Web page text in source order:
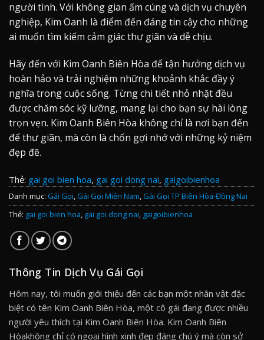
người tình. Với không gian ấm cúng và dịch vụ chuyên
nghiệp, Kim Oanh là điểm đến đáng tin cậy cho những
ai muốn tìm kiếm cảm giác thư giãn và dễ chịu.
Hãy đến với Kim Oanh Biên Hòa để tận hưởng dịch vụ
hoàn hảo và trải nghiệm những khoảnh khắc đầy ý
nghĩa trong cuộc sống. Từng chi tiết nhỏ nhặt đều
được chăm sóc kỹ lưỡng, mang lại cho bạn sự hài lòng
trọn vẹn. Kim Oanh Biên Hòa không chỉ là nơi bạn đến
để thư giãn, mà còn là chốn gợi nhớ với những kỷ niệm
đẹp đẽ.
Thẻ: gai goi bien hoa, gai goi dong nai, gaigoibienhoa
Danh mục: Gái Gọi, Gái Gọi Miền Nam, Gái Gọi TP Biên Hòa-Đồng Nai
Thẻ: gai goi bien hoa, gai goi dong nai, gaigoibienhoa
Thông Tin Dịch Vụ Gái Gọi
Hôm nay, tôi muốn giới thiệu đến các bạn một nhân vật đặc
biệt có tên Kim Oanh Biên Hòa, một cô gái đang được nhiều
người yêu thích tại Kim Oanh Biên Hòa. Kim Oanh Biên
Hòakhông chỉ có ngoại hình xinh đẹp đáng chú ý mà còn sở